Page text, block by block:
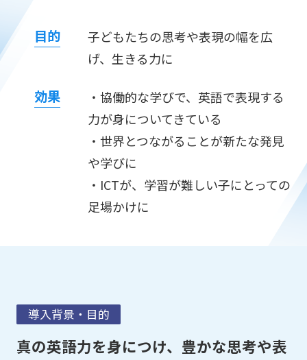
目的
子どもたちの思考や表現の幅を広
げ、生きる力に
効果
・協働的な学びで、英語で表現する
力が身についてきている
・世界とつながることが新たな発見
や学びに
・ICTが、学習が難しい子にとっての
足場かけに
導入背景・目的
真の英語力を身につけ、豊かな思考や表